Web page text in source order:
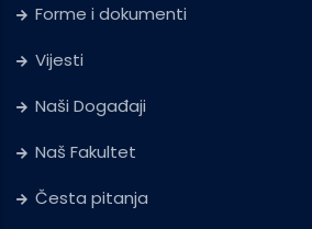
Forme i dokumenti
Vijesti
Naši Događaji
Naš Fakultet
Česta pitanja